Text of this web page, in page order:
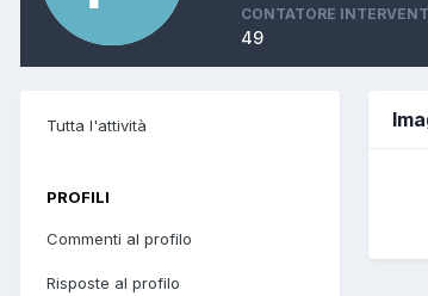
CONTATORE
49
Tutta l'attività
PROFILI
Commenti al profilo
Risposte al profilo